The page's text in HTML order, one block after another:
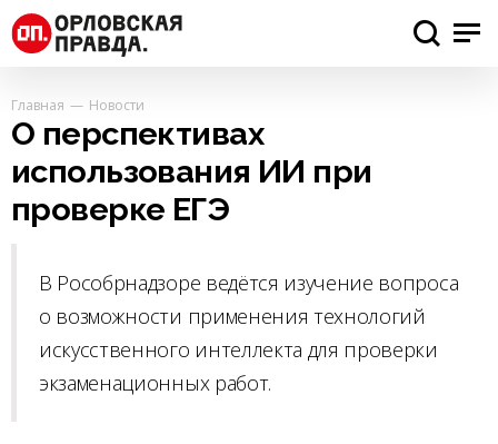
Главная Новости
О перспективах
использования ИИ при
проверке ЕГЭ
В Рособрнадзоре ведётся изучение вопроса
о возможности применения технологий
искусственного интеллекта для проверки
экзаменационных работ.